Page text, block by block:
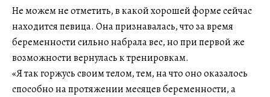
Не можем не отметить, в какой хорошей форме сейчас
находится певица. Она признавалась, что за время
беременности сильно набрала вес, но при первой же
возможности вернулась к тренировкам.
«Я так горжусь своим телом, тем, на что оно оказалось
способно на протяжении месяцев беременности, а